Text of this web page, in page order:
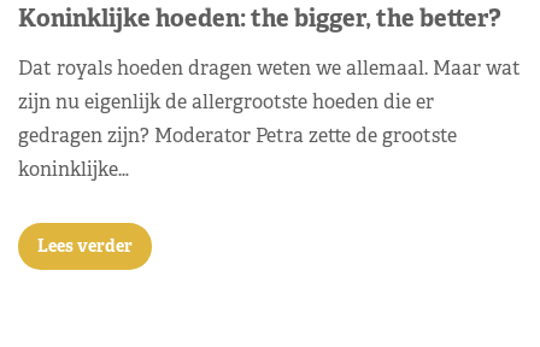
Koninklijke hoeden: the bigger, the better?
Dat royals hoeden dragen weten we allemaal. Maar wat
zijn nu eigenlijk de allergrootste hoeden die er
gedragen zijn? Moderator Petra zette de grootste
koninklijke…
Lees verder